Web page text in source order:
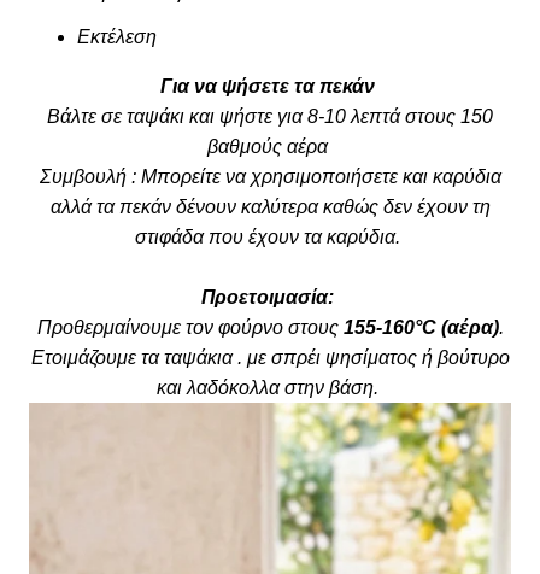
Εκτέλεση
Για να ψήσετε τα πεκάν
Βάλτε σε ταψάκι και ψήστε για 8-10 λεπτά στους 150
βαθμούς αέρα
Συμβουλή : Μπορείτε να χρησιμοποιήσετε και καρύδια
αλλά τα πεκάν δένουν καλύτερα καθώς δεν έχουν τη
στιφάδα που έχουν τα καρύδια.
Προετοιμασία:
Προθερμαίνουμε τον φούρνο στους 155-160°C (αέρα).
Ετοιμάζουμε τα ταψάκια . με σπρέι ψησίματος ή βούτυρο
και λαδόκολλα στην βάση.